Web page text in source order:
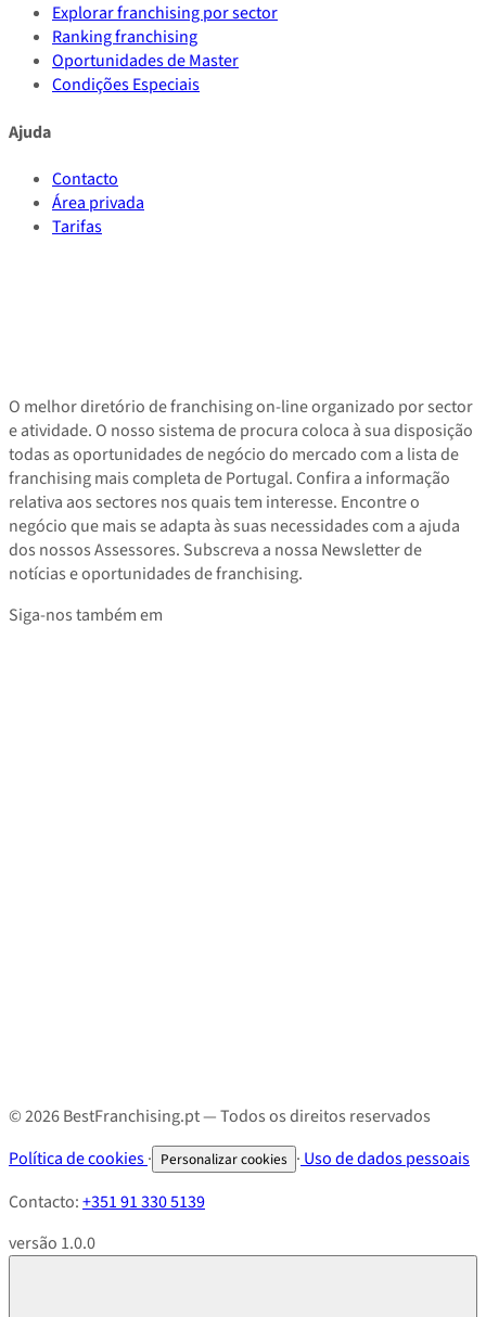
Explorar franchising por sector
Ranking franchising
Oportunidades de Master
Condições Especiais
Ajuda
Contacto
Área privada
Tarifas
O melhor diretório de franchising on-line organizado por sector
e atividade. O nosso sistema de procura coloca à sua disposição
todas as oportunidades de negócio do mercado com a lista de
franchising mais completa de Portugal. Confira a informação
relativa aos sectores nos quais tem interesse. Encontre o
negócio que mais se adapta às suas necessidades com a ajuda
dos nossos Assessores. Subscreva a nossa Newsletter de
notícias e oportunidades de franchising.
Siga-nos também em
© 2026 BestFranchising.pt — Todos os direitos reservados
Política de cookies· Personalizar cookies · Uso de dados pessoais
Contacto:+351 91 330 5139
versão 1.0.0